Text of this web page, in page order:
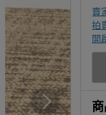
賣
拍
開